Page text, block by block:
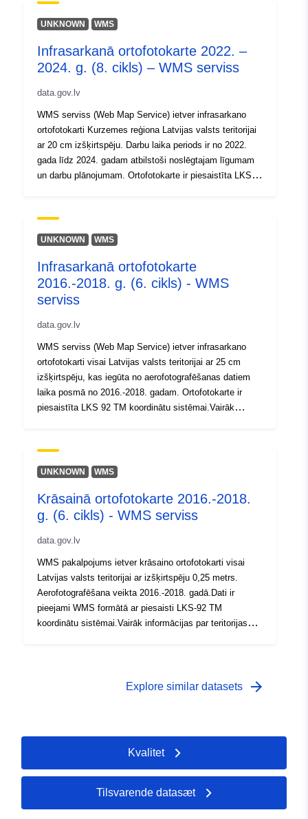
Type: Polygon
Identifikatorer:
uriRef:
http://data.europa.eu/88u/dataset/
09ac-42e4-834b-dd6e6d476c37
UNKNOWN WMS
Infrasarkanā ortofotokarte 2022. –
2024. g. (8. cikls) – WMS serviss
data.gov.lv
WMS serviss (Web Map Service) ietver infrasarkano
ortofotokarti Kurzemes reģiona Latvijas valsts teritorijai
ar 20 cm izšķirtspēju. Darbu laika periods ir no 2022.
gada līdz 2024. gadam atbilstoši noslēgtajam līgumam
un darbu plānojumam. Ortofotokarte ir piesaistīta LKS
(nepilna)Vairāk par WMS servisu
UNKNOWN WMS
Infrasarkanā ortofotokarte
2016.-2018. g. (6. cikls) - WMS
serviss
data.gov.lv
WMS serviss (Web Map Service) ietver infrasarkano
ortofotokarti visai Latvijas valsts teritorijai ar 25 cm
izšķirtspēju, kas iegūta no aerofotografēšanas datiem
laika posmā no 2016.-2018. gadam. Ortofotokarte ir
piesaistīta LKS 92 TM koordinātu sistēmai.Vairāk
licenceVairāk par WMS servisu
UNKNOWN WMS
Krāsainā ortofotokarte 2016.-2018.
g. (6. cikls) - WMS serviss
data.gov.lv
WMS pakalpojums ietver krāsaino ortofotokarti visai
Latvijas valsts teritorijai ar izšķirtspēju 0,25 metrs.
Aerofotografēšana veikta 2016.-2018. gadā.Dati ir
pieejami WMS formātā ar piesaisti LKS-92 TM
koordinātu sistēmai.Vairāk informācijas par teritorijas
Explore similar datasets arrow_forward
Kvalitet
Tilsvarende datasæt